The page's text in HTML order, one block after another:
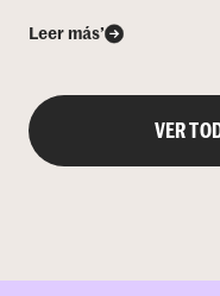
Leer más’
VER